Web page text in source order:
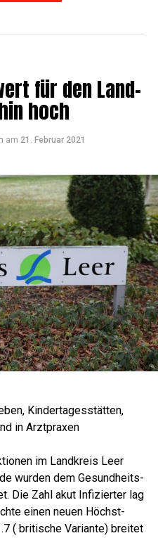
für den Land­
hoch
am 21. Februar 2021
Kin­der­ta­ges­stät­ten,
in Arztpraxen
im Land­kreis Leer
wur­den dem Gesund­heits­
Die Zahl akut Infi­zier­ter lag
einen neu­en Höchst­
( bri­ti­sche Vari­an­te) brei­tet